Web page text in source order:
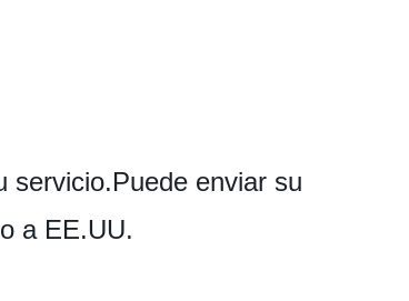
servicio.Puede enviar su
a EE.UU.